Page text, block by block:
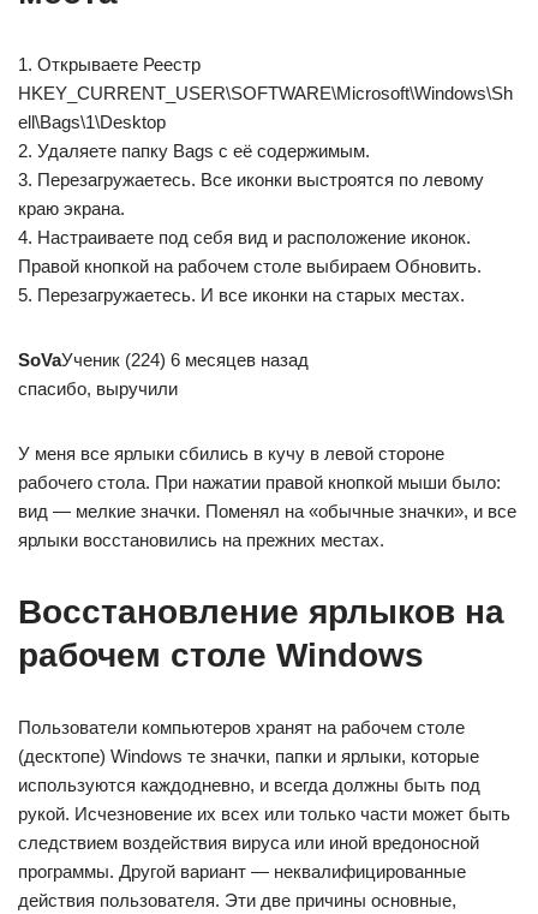
1. Открываете Реестр
HKEY_CURRENT_USER\SOFTWARE\Microsoft\Windows\Sh
ell\Bags\1\Desktop
2. Удаляете папку Bags с её содержимым.
3. Перезагружаетесь. Все иконки выстроятся по левому
краю экрана.
4. Настраиваете под себя вид и расположение иконок.
Правой кнопкой на рабочем столе выбираем Обновить.
5. Перезагружаетесь. И все иконки на старых местах.
SoVaУченик (224) 6 месяцев назад
спасибо, выручили
У меня все ярлыки сбились в кучу в левой стороне
рабочего стола. При нажатии правой кнопкой мыши было:
вид — мелкие значки. Поменял на «обычные значки», и все
ярлыки восстановились на прежних местах.
Восстановление ярлыков на
рабочем столе Windows
Пользователи компьютеров хранят на рабочем столе
(десктопе) Windows те значки, папки и ярлыки, которые
используются каждодневно, и всегда должны быть под
рукой. Исчезновение их всех или только части может быть
следствием воздействия вируса или иной вредоносной
программы. Другой вариант — неквалифицированные
действия пользователя. Эти две причины основные,